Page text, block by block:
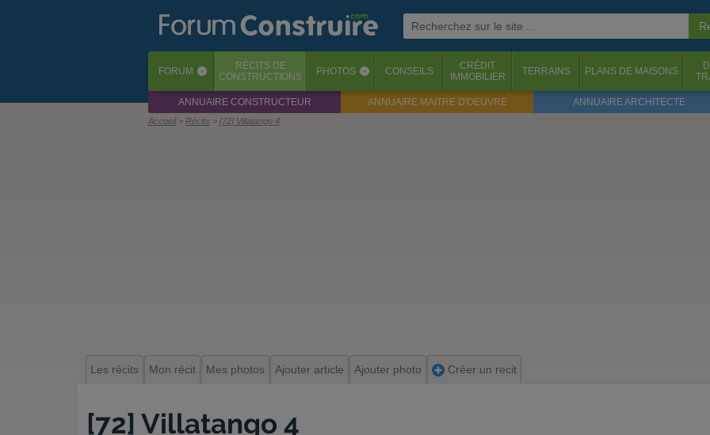
FORUM ‹ RÉCITS DE
CONSTRUCTIONS
PHOTOS ‹ CONSEILS
CRÉDIT
IMMOBILIER
TERRAINS PLANS DE MAISONS
ANNUAIRE CONSTRUCTEUR ANNUAIRE MAITRE D'OEUVRE ANNUAIRE ARCHITECTE
Accueil Récits [72] Villatango 4
Les récits Mon récit Mes photos Ajouter article Ajouter photo Créer un recit
[72] Villatango 4